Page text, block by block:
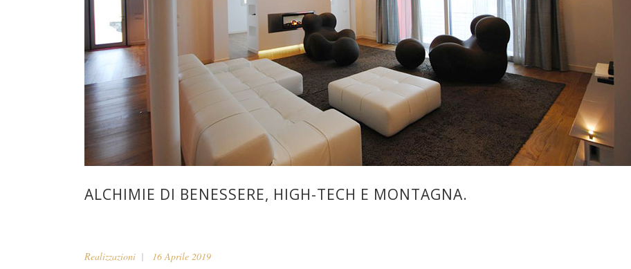
ALCHIMIE DI BENESSERE, HIGH-TECH E MONTAGNA.
Realizzazioni 16 Aprile 2019